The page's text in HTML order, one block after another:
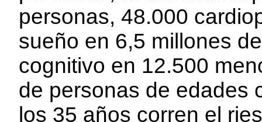
personas, 48.000
sueño en 6,5 millones
cognitivo en 12.500
de personas de edades
los 35 años corren el